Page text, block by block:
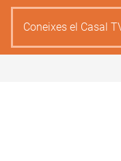
Coneixes el Casal